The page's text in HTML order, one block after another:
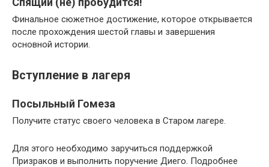
Финальное сюжетное достижение, которое открывается
после прохождения шестой главы и завершения
основной истории.
Вступление в лагеря
Посыльный Гомеза
Получите статус своего человека в Старом лагере.
Для этого необходимо заручиться поддержкой
Призраков и выполнить поручение Диего. Подробнее